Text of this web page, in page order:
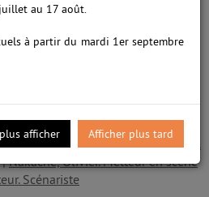
de la fête /
en scène ou
Scénariste
réalisateur. Scénariste
Eric. Metteur en scène ou réalisateur.
|Nakache, Olivier. Metteur en scène
Scénariste
au 17 août.
à partir du mardi 1er septembre
afficher Afficher plus tard